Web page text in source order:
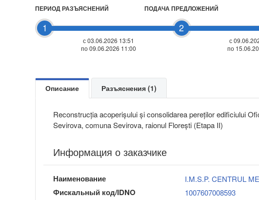
1
ПЕРИОД РАЗЪЯСНЕНИЙ
с 03.06.2026 13:51
по 09.06.2026 11:00
2
ПОДАЧА ПРЕДЛОЖЕНИЙ
с
по
Описание Разъяснения (1)
Reconstrucția acoperișului și consolidarea pereților edificiului
Sevirova, comuna Sevirova, raionul Florești (Etapa II)
Информация о заказчике
Наименование I.M.S.P. CENTRUL
Фискальный код/IDNO 1007607008593